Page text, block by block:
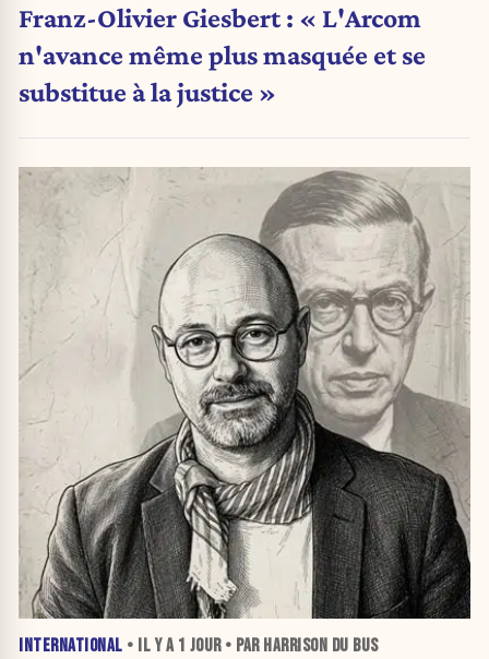
Franz-Olivier Giesbert : « L'Arcom
n'avance même plus masquée et se
substitue à la justice »
INTERNATIONAL • IL Y A 1 JOUR• PAR HARRISON DU BUS